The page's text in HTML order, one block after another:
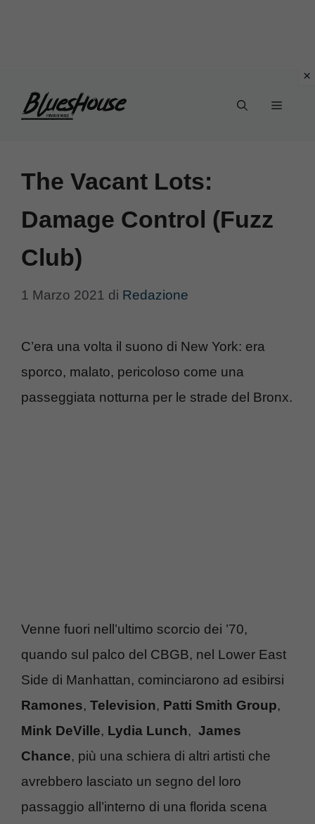
Menu
The Vacant Lots:
Damage Control (Fuzz
Club)
1 Marzo 2021 di Redazione
C’era una volta il suono di New York: era
sporco, malato, pericoloso come una
passeggiata notturna per le strade del Bronx.
Venne fuori nell’ultimo scorcio dei ’70,
quando sul palco del CBGB, nel Lower East
Side di Manhattan, cominciarono ad esibirsi
Ramones, Television, Patti Smith Group,
Mink DeVille, Lydia Lunch, James
Chance, più una schiera di altri artisti che
avrebbero lasciato un segno del loro
passaggio all’interno di una florida scena